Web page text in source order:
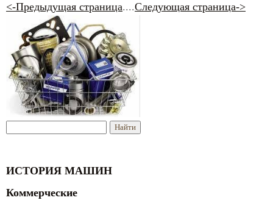
<-Предыдущая страница....Следующая страница->
ИСТОРИЯ МАШИН
Коммерческие